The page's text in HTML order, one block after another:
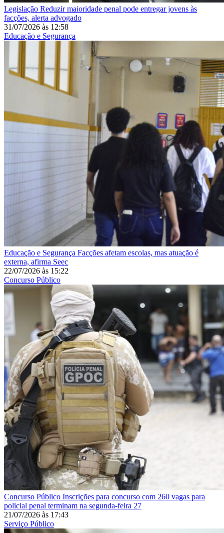
Legislação Reduzir maioridade penal pode entregar jovens às
facções, alerta advogado
31/07/2026 às 12:58
Educação e Segurança
Educação e Segurança Facções afetam escolas, mas atuação é
externa, afirma Seec
22/07/2026 às 15:22
Concurso Público
Concurso Público Inscrições para concurso com 260 vagas para
policial penal terminam na segunda-feira 27
21/07/2026 às 17:43
Serviço Público